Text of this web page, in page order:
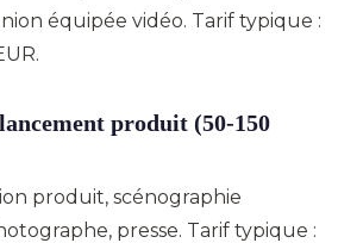
équipée vidéo. Tarif typique :
produit (50-150
produit, scénographie
presse. Tarif typique :